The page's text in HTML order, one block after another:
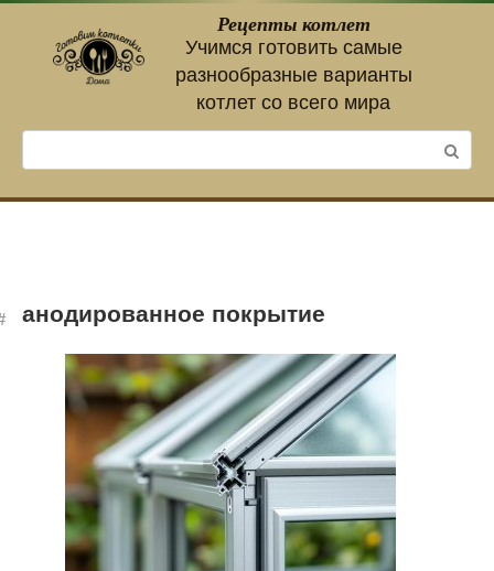
контенту
Рецепты котлет
Учимся готовить самые
разнообразные варианты
котлет со всего мира
анодированное покрытие